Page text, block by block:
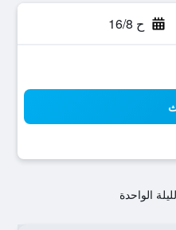
ح 16/8
الواحدة